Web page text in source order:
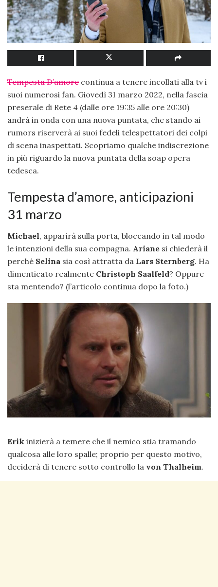
Tempesta D’amore continua a tenere incollati alla tv i
suoi numerosi fan. Giovedì 31 marzo 2022, nella fascia
preserale di Rete 4 (dalle ore 19:35 alle ore 20:30)
andrà in onda con una nuova puntata, che stando ai
rumors riserverà ai suoi fedeli telespettatori dei colpi
di scena inaspettati. Scopriamo qualche indiscrezione
in più riguardo la nuova puntata della soap opera
tedesca.
Tempesta d’amore, anticipazioni
31 marzo
Michael, apparirà sulla porta, bloccando in tal modo
le intenzioni della sua compagna. Ariane si chiederà il
perché Selina sia così attratta da Lars Sternberg. Ha
dimenticato realmente Christoph Saalfeld? Oppure
sta mentendo? (l’articolo continua dopo la foto.)
Erik inizierà a temere che il nemico stia tramando
qualcosa alle loro spalle; proprio per questo motivo,
deciderà di tenere sotto controllo la von Thalheim.